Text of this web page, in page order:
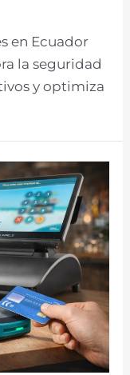
en Ecuador
la seguridad
y optimiza